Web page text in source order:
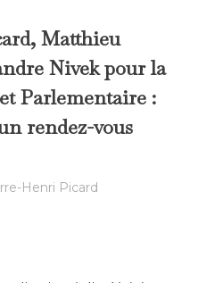
Matthieu
Nivek pour la
Parlementaire :
rendez-vous
Henri Picard